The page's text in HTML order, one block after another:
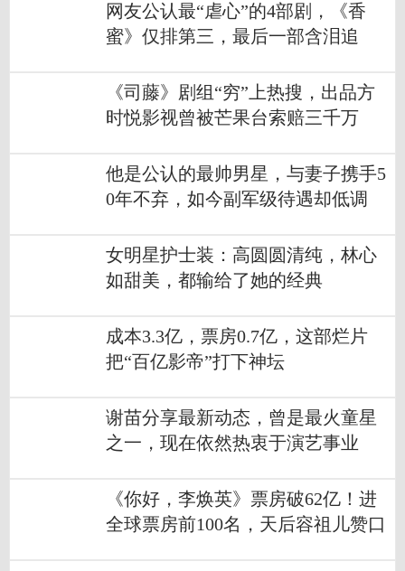
网友公认最“虐心”的4部剧，《香
蜜》仅排第三，最后一部含泪追
《司藤》剧组“穷”上热搜，出品方
时悦影视曾被芒果台索赔三千万
他是公认的最帅男星，与妻子携手5
0年不弃，如今副军级待遇却低调
女明星护士装：高圆圆清纯，林心
如甜美，都输给了她的经典
成本3.3亿，票房0.7亿，这部烂片
把“百亿影帝”打下神坛
谢苗分享最新动态，曾是最火童星
之一，现在依然热衷于演艺事业
《你好，李焕英》票房破62亿！进
全球票房前100名，天后容祖儿赞口